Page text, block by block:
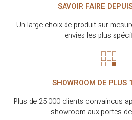
SAVOIR FAIRE
Un large choix de produit sur-
envies les plus
SHOWROOM DE PLUS
Plus de 25 000 clients convaincus
showroom aux portes